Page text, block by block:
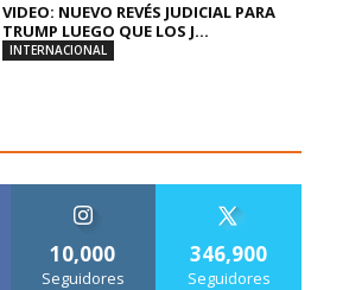
VIDEO: NUEVO REVÉS JUDICIAL PARA
TRUMP LUEGO QUE LOS J...
INTERNACIONAL
10,000
Seguidores
346,900
Seguidores